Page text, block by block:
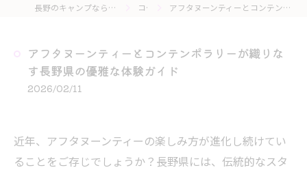
長野のキャンプなら森の灯キャンプ場・茶亭 森の灯 コラム アフタヌーンティーとコンテンポラリーが織りなす長野県の優雅な体験ガイド
アフタヌーンティーとコンテンポラリーが織りな
す長野県の優雅な体験ガイド
2026/02/11
近年、アフタヌーンティーの楽しみ方が進化し続けてい
ることをご存じでしょうか？長野県には、伝統的なスタ